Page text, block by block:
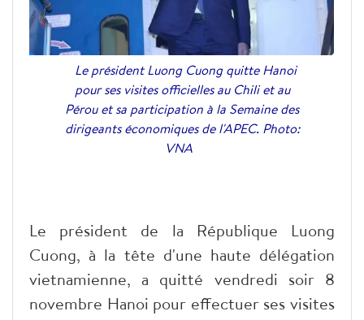
Le président Luong Cuong quitte Hanoi
pour ses visites officielles au Chili et au
Pérou et sa participation à la Semaine des
dirigeants économiques de l'APEC. Photo:
VNA
Le président de la République Luong
Cuong, à la tête d'une haute délégation
vietnamienne, a quitté vendredi soir 8
novembre Hanoi pour effectuer ses visites